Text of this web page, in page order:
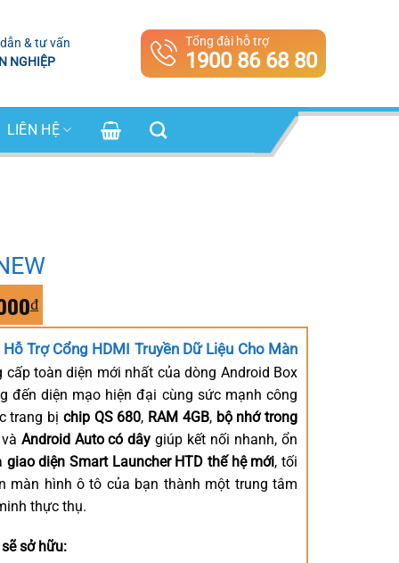
& tư vấn
NGHIỆP
Tổng đài hỗ trợ
1900 86 68 80
LIÊN HỆ
₫
hiện
tại
là:
7.300.000₫.
Hỗ Trợ Cổng HDMI Truyền Dữ Liệu Cho Màn
cấp toàn diện mới nhất của dòng Android Box
đến diện mạo hiện đại cùng sức mạnh công
trang bị chip QS 680, RAM 4GB, bộ nhớ trong
Android Auto có dây giúp kết nối nhanh, ổn
giao diện Smart Launcher HTD thế hệ mới, tối
màn hình ô tô của bạn thành một trung tâm
thực thụ.
sở hữu: